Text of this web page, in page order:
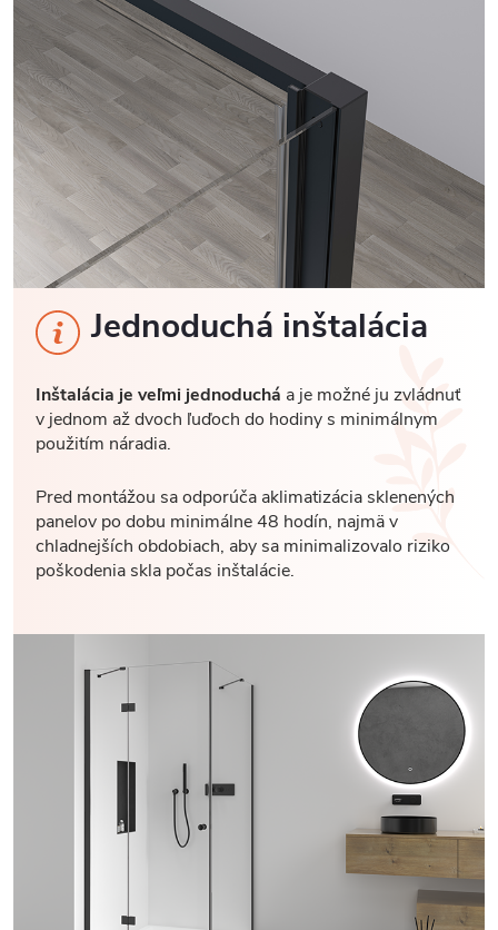
Jednoduchá inštalácia
Inštalácia je veľmi jednoduchá a je možné ju zvládnuť
v jednom až dvoch ľuďoch do hodiny s minimálnym
použitím náradia.
Pred montážou sa odporúča aklimatizácia sklenených
panelov po dobu minimálne 48 hodín, najmä v
chladnejších obdobiach, aby sa minimalizovalo riziko
poškodenia skla počas inštalácie.